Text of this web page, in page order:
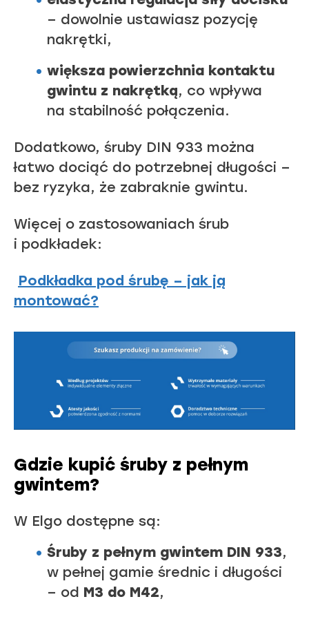
– dowolnie ustawiasz pozycję
nakrętki,
większa powierzchnia kontaktu
gwintu z nakrętką, co wpływa
na stabilność połączenia.
Dodatkowo, śruby DIN 933 można
łatwo dociąć do potrzebnej długości –
bez ryzyka, że zabraknie gwintu.
Więcej o zastosowaniach śrub
i podkładek:
Podkładka pod śrubę – jak ją
montować?
Gdzie kupić śruby z pełnym
gwintem?
W Elgo dostępne są:
Śruby z pełnym gwintem DIN 933,
w pełnej gamie średnic i długości
– od M3 do M42,